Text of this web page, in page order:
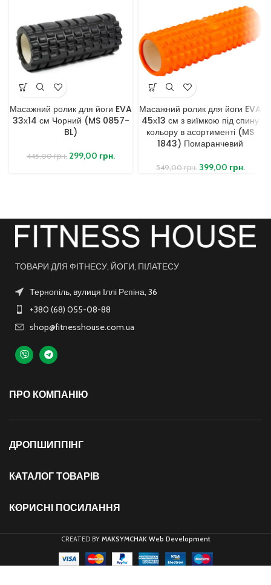
Масажний ролик для йоги EVA
33х14 см Чорний (MS 0857-
BL)
445,00грн. 299,00 грн.
Масажний ролик для йоги EVA
45х13 см з виїмкою під спину
кольору в асортименті (MS
1843) Помаранчевий
549,00грн. 399,00 грн.
ТОВАРИ ДЛЯ ФІТНЕСУ, ЙОГИ, ПІЛАТЕСУ
Тернопіль, вулиця Іллі Рєпіна, 36
+380 (68) 055-08-88
shop@fitnesshouse.com.ua
ПРО КОМПАНІЮ
ДРОПШИППІНГ
КАТАЛОГ ТОВАРІВ
КОРИСНІ ПОСИЛАННЯ
CREATED BY MAKSYMCHAK Web Development
Масажний